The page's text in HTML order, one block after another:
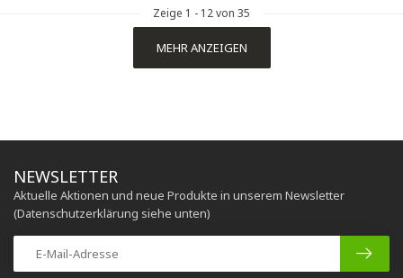
Zeige 1 - 12von 35
MEHR ANZEIGEN
NEWSLETTER
Aktuelle Aktionen und neue Produkte in unserem Newsletter
(Datenschutzerklärung siehe unten)